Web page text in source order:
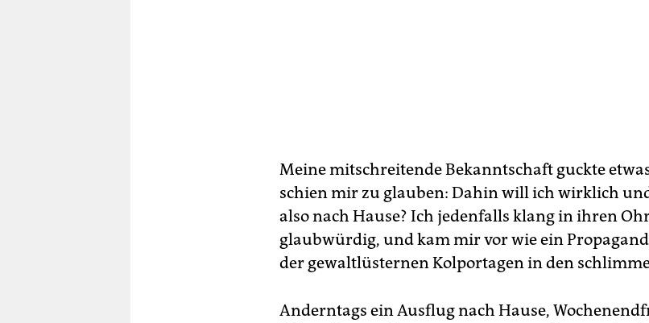
Meine mitschreitende Bekanntschaft guckte
schien mir zu glauben: Dahin will ich wirklich
also nach Hause? Ich jedenfalls klang in ihren
glaubwürdig, und kam mir vor wie ein
der gewaltlüsternen Kolportagen in den
Anderntags ein Ausflug nach Hause,